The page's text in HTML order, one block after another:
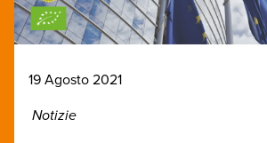
19 Agosto 2021
Notizie